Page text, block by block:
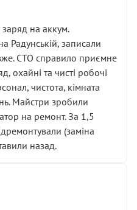
заряд на аккум.
Радунській, записали
СТО справило приємне
охайні та чисті робочі
чистота, кімната
Майстри зробили
на ремонт. За 1,5
(заміна
назад.